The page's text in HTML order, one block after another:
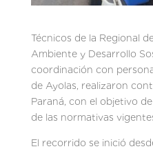
Técnicos de la Regional
Ambiente y Desarrollo
coordinación con
de Ayolas, realizaron
Paraná, con el objetivo
de las normativas
El recorrido se inició